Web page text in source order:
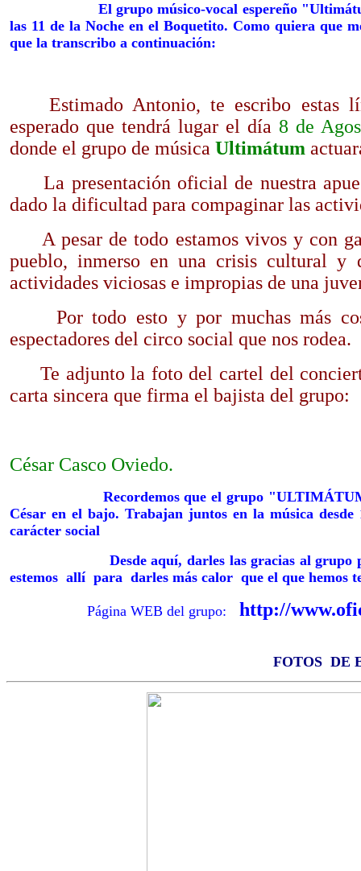
El grupo músico-vocal espereño
las 11 de la Noche en el Boquetito. Como quiera que
que la transcribo a continuación:
Estimado Antonio, te escribo estas
esperado que tendrá lugar el día 8 de
donde el grupo de música Ultimátum
La presentación oficial de nuestra
dado la dificultad para compaginar las
A pesar de todo estamos vivos y con
pueblo, inmerso en una crisis cultural y
actividades viciosas e impropias de una
Por todo esto y por muchas más
espectadores del circo social que nos rodea.
Te adjunto la foto del cartel del
carta sincera que firma el bajista del grupo:
César Casco Oviedo.
Recordemos que el grupo "ULTIMÁTUM"
César en el bajo. Trabajan juntos en la música
carácter social
Desde aquí, darles las gracias al grupo por la
estemos allí para darles más calor que el que hemos
Página WEB del grupo: http://
FOTOS DE